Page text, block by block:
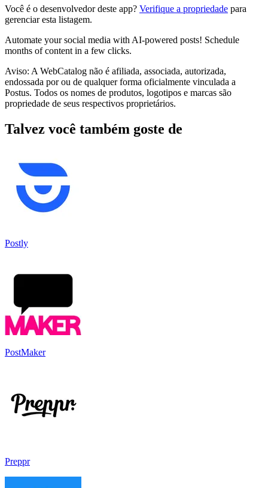
Você é o desenvolvedor deste app? Verifique a propriedade para
gerenciar esta listagem.
Automate your social media with AI-powered posts! Schedule
months of content in a few clicks.
Aviso: A WebCatalog não é afiliada, associada, autorizada,
endossada por ou de qualquer forma oficialmente vinculada a
Postus. Todos os nomes de produtos, logotipos e marcas são
propriedade de seus respectivos proprietários.
Talvez você também goste de
Postly
PostMaker
Preppr